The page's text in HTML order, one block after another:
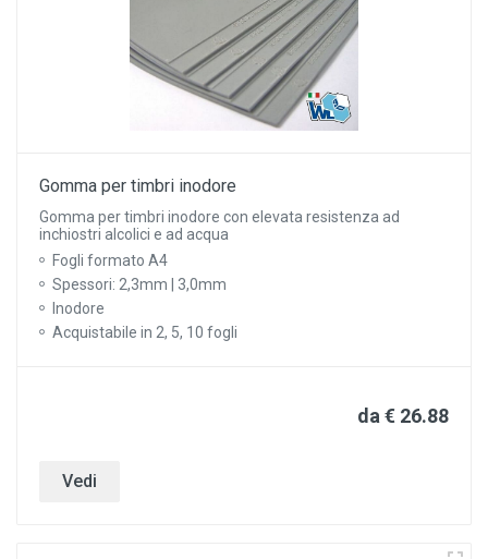
Gomma per timbri inodore
Gomma per timbri inodore con elevata resistenza ad
inchiostri alcolici e ad acqua
Fogli formato A4
Spessori: 2,3mm | 3,0mm
Inodore
Acquistabile in 2, 5, 10 fogli
da € 26.88
Vedi